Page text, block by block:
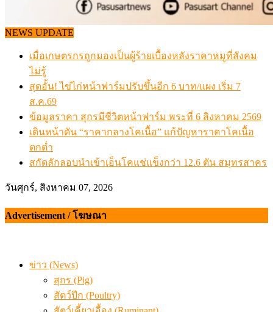
NEWS UPDATE
เมื่อเกษตรกรถูกมองเป็นผู้ร้ายเบื้องหลังราคาหมูที่สังคม
ไม่รู้
สุดอั้น! ไข่ไก่หน้าฟาร์มปรับขึ้นอีก 6 บาท/แผง เริ่ม 7
ส.ค.69
ข้อมูลราคา สุกรมีชีวิตหน้าฟาร์ม พระที่ 6 สิงหาคม 2569
เดินหน้าดัน “ราคากลางโคเนื้อ” แก้ปัญหาราคาโคเนื้อ
ตกต่ำ
สกัดลักลอบนำเข้าเอ็นโคแช่แข็งกว่า 12.6 ตัน สมุทรสาคร
วันศุกร์, สิงหาคม 07, 2026
Advertisement / โฆษณา
ข่าว (News)
สุกร (Pig)
สัตว์ปีก (Poultry)